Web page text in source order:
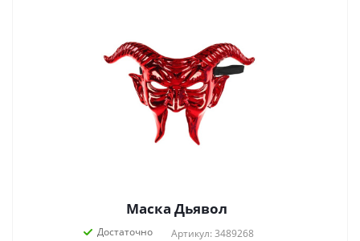
Маска Дьявол
Достаточно Артикул: 3489268